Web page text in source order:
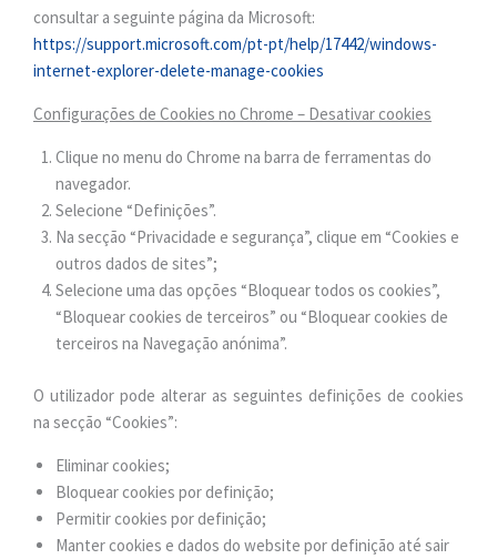
consultar a seguinte página da Microsoft:
https://support.microsoft.com/pt-pt/help/17442/windows-
internet-explorer-delete-manage-cookies
Configurações de Cookies no Chrome – Desativar cookies
Clique no menu do Chrome na barra de ferramentas do
navegador.
Selecione “Definições”.
Na secção “Privacidade e segurança”, clique em “Cookies e
outros dados de sites”;
Selecione uma das opções “Bloquear todos os cookies”,
“Bloquear cookies de terceiros” ou “Bloquear cookies de
terceiros na Navegação anónima”.
O utilizador pode alterar as seguintes definições de cookies
na secção “Cookies”:
Eliminar cookies;
Bloquear cookies por definição;
Permitir cookies por definição;
Manter cookies e dados do website por definição até sair